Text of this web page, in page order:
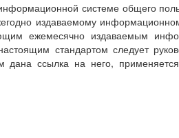
системе общего
издаваемому
ежемесячно издаваемым
стандартом следует
дана ссылка на него,